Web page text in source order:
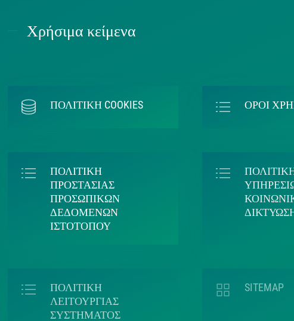
Χρήσιμα κείμενα
ΠΟΛΙΤΙΚΗ COOKIES ΟΡΟΙ
ΠΟΛΙΤΙΚΗ
ΠΡΟΣΤΑΣΙΑΣ
ΠΡΟΣΩΠΙΚΩΝ
ΔΕΔΟΜΕΝΩΝ
ΙΣΤΟΤΟΠΟΥ
ΠΟΛΙΤΙΚΗ
ΛΕΙΤΟΥΡΓΙΑΣ
ΣΥΣΤΗΜΑΤΟΣ
SITEMAP